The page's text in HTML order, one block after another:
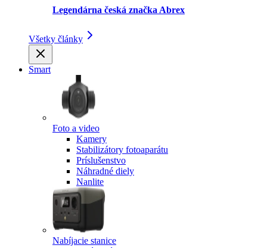
Legendárna česká značka Abrex
Všetky články
Smart
Foto a video
Kamery
Stabilizátory fotoaparátu
Príslušenstvo
Náhradné diely
Nanlite
Nabíjacie stanice